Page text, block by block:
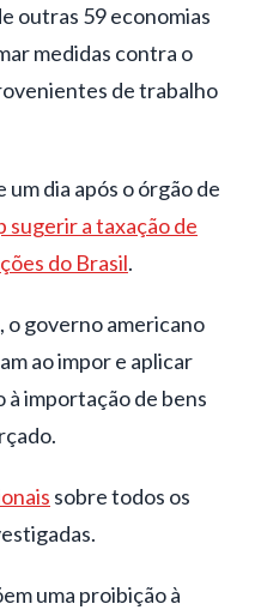
outras 59 economias
medidas contra o
de trabalho
dia após o órgão de
sugerir a taxação de
do Brasil.
o governo americano
ao impor e aplicar
importação de bens
sobre todos os
uma proibição à